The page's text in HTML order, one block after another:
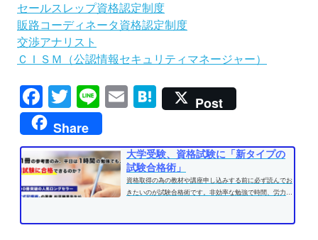
セールスレップ資格認定制度
販路コーディネータ資格認定制度
交渉アナリスト
ＣＩＳＭ（公認情報セキュリティマネージャー）
Facebook
TwitterLineEmailHatena
Post
Share
大学受験、資格試験に「新タイプの
試験合格術」
資格取得の為の教材や講座申し込みする前に必ず読んでお
きたいのが試験合格術です。非効率な勉強で時間、労力を